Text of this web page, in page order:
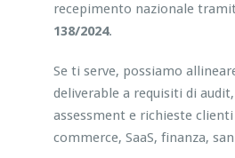
recepimento nazionale
138/2024.
Se ti serve, possiamo
deliverable a requisiti di
assessment e richieste
commerce, SaaS, finanza,